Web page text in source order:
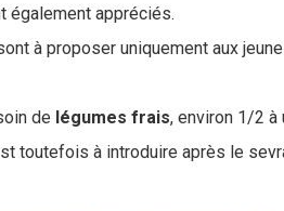
également appréciés.
à proposer uniquement aux
de légumes frais, environ 1/2 à
toutefois à introduire après le